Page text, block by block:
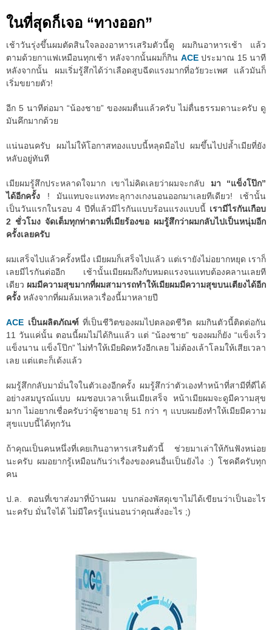
ในที่สุดก็เจอ “ทางออก”
เช้าวันรุ่งขึ้นผมตัดสินใจลองอาหารเสริมตัวนี้ดู ผมกินอาหารเช้า แล้ว
ตามด้วยกาแฟเหมือนทุกเช้า หลังจากนั้นผมก็กิน ACEประมาณ 15 นาที
หลังจากนั้น ผมเริ่มรู้สึกได้ว่าเลือดสูบฉีดแรงมากที่อวัยวะเพศ แล้วมันก็
เริ่มขยายตัว!
อีก 5 นาทีต่อมา “น้องชาย” ของผมตื่นแล้วครับ ไม่ตื่นธรรมดานะครับ ดู
มันคึกมากด้วย
แน่นอนครับ ผมไม่ให้โอกาสทองแบบนี้หลุดมือไป ผมขึ้นไปปล้ำเมียที่ยัง
หลับอยู่ทันที
เมียผมรู้สึกประหลาดใจมาก เขาไม่คิดเลยว่าผมจะกลับ มา “แข็งโป๊ก”
ได้อีกครั้ง ! มันแทบจะแทงทะลุกางเกงนอนออกมาเลยทีเดียว! เช้านั้น
เป็นวันแรกในรอบ 4 ปีที่แล้วมีไรกันแบบร้อนแรงแบบนี้ เรามีไรกันเกือบ
2 ชั่วโมง จัดเต็มทุกท่าตามที่เมียร้องขอ ผมรู้สึกว่าผมกลับไปเป็นหนุ่มอีก
ครั้งเลยครับ
ผมเสร็จไปแล้วครั้งหนึ่ง เมียผมก็เสร็จไปแล้ว แต่เรายังไม่อยากหยุด เราก็
เลยมีไรกันต่ออีก เช้านั้นเมียผมถึงกับหมดแรงจนแทบต้องคลานเลยที
เดียว ผมมีความสุขมากที่ผมสามารถทำให้เมียผมมีความสุขบนเตียงได้อีก
ครั้ง หลังจากที่ผมล้มเหลวเรื่องนี้มาหลายปี
ACE เป็นผลิตภัณฑ์ที่เป็นชีวิตของผมไปตลอดชีวิต ผมกินตัวนี้ติดต่อกัน
11 วันแค่นั้น ตอนนี้ผมไม่ได้กินแล้ว แต่ “น้องชาย” ของผมก็ยัง “แข็งเร็ว
แข็งนาน แข็งโป๊ก” ไม่ทำให้เมียผิดหวังอีกเลย ไม่ต้องเล้าโลมให้เสียเวลา
เลย แต่แตะก็เด้งแล้ว
ผมรู้สึกกลับมามั่นใจในตัวเองอีกครั้ง ผมรู้สึกว่าตัวเองทำหน้าที่สามีที่ดีได้
อย่างสมบูรณ์แบบ ผมชอบเวลาเห็นเมียเสร็จ หน้าเมียผมจะดูมีความสุข
มาก ไม่อยากเชื่อครับว่าผู้ชายอายุ 51 กว่า ๆ แบบผมยังทำให้เมียมีความ
สุขแบบนี้ได้ทุกวัน
ถ้าคุณเป็นคนหนึ่งที่เคยเกินอาหารเสริมตัวนี้ ช่วยมาเล่าให้กันฟังหน่อย
นะครับ ผมอยากรู้เหมือนกันว่าเรื่องของคนอื่นเป็นยังไง :) โชคดีครับทุก
คน
ป.ล. ตอนที่เขาส่งมาที่บ้านผม บนกล่องพัสดุเขาไม่ได้เขียนว่าเป็นอะไร
นะครับ มั่นใจได้ ไม่มีใครรู้แน่นอนว่าคุณสั่งอะไร ;)